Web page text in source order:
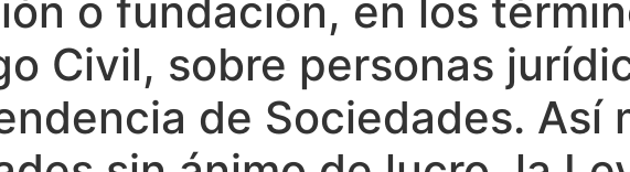
o fundación, en los
Civil, sobre personas
de Sociedades. Así